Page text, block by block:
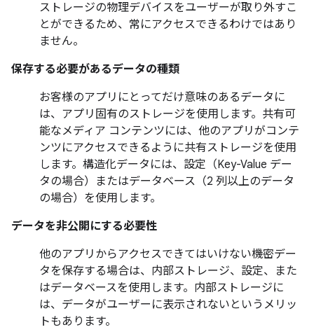
ストレージの物理デバイスをユーザーが取り外すこ
とができるため、常にアクセスできるわけではあり
ません。
保存する必要があるデータの種類
お客様のアプリにとってだけ意味のあるデータに
は、アプリ固有のストレージを使用します。共有可
能なメディア コンテンツには、他のアプリがコンテ
ンツにアクセスできるように共有ストレージを使用
します。構造化データには、設定（Key-Value デー
タの場合）またはデータベース（2 列以上のデータ
の場合）を使用します。
データを非公開にする必要性
他のアプリからアクセスできてはいけない機密デー
タを保存する場合は、内部ストレージ、設定、また
はデータベースを使用します。内部ストレージに
は、データがユーザーに表示されないというメリッ
トもあります。